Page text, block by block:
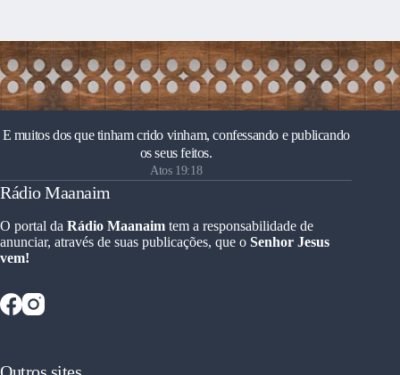
E muitos dos que tinham crido vinham, confessando e publicando
os seus feitos.
Atos 19:18
Rádio Maanaim
O portal da Rádio Maanaim tem a responsabilidade de
anunciar, através de suas publicações, que o Senhor Jesus
vem!